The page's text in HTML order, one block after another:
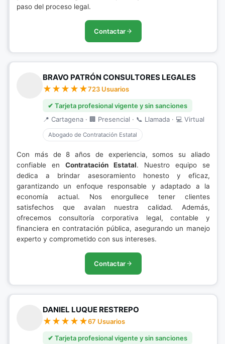
paso del proceso legal.
Contactar
BRAVO PATRÓN CONSULTORES LEGALES
723 Usuarios
✔ Tarjeta profesional vigente y sin sanciones
📍 Cartagena · 🏢 Presencial · 📞 Llamada · 💻 Virtual
Abogado de Contratación Estatal
Con más de 8 años de experiencia, somos su aliado
confiable en Contratación Estatal. Nuestro equipo se
dedica a brindar asesoramiento honesto y eficaz,
garantizando un enfoque responsable y adaptado a la
economía actual. Nos enorgullece tener clientes
satisfechos que avalan nuestra calidad. Además,
ofrecemos consultoría corporativa legal, contable y
financiera en contratación pública, asegurando un manejo
experto y comprometido con sus intereses.
Contactar
DANIEL LUQUE RESTREPO
67 Usuarios
✔ Tarjeta profesional vigente y sin sanciones